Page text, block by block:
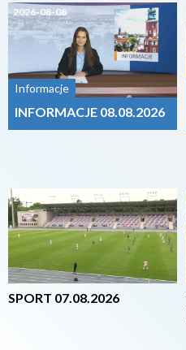
2026-08-08
Informacje
INFORMACJE 08.08.2026
2026-08-07
SPORT 07.08.2026